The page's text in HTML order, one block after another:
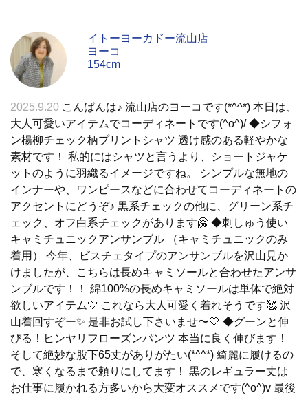
イトーヨーカドー流山店
ヨーコ
154cm
2025.9.20 こんばんは♪ 流山店のヨーコです(*^^*) 本日は、
大人可愛いアイテムでコーディネートです(^o^)/ ◆シフォ
ン楊柳チェック柄プリントシャツ 透け感のある軽やかな
素材です！ 私的にはシャツと言うより、ショートジャケ
ットのように羽織るイメージですね。 シンプルな無地の
インナーや、ワンピースなどに合わせてコーディネートの
アクセントにどうぞ♪ 黒系チェックの他に、グリーン系チ
ェック、オフ白系チェックがあります🤗 ◆刺しゅう使い
キャミチュニックアンサンブル （キャミチュニックのみ
着用） 今年、ビスチェタイプのアンサンブルを沢山見か
けましたが、こちらは長めキャミソールと合わせたアンサ
ンブルです！！ 綿100%の長めキャミソールは単体で絶対
欲しいアイテム🤍 これなら大人可愛く着れそうです🥰 沢
山着回すぞー✨ 是非お試し下さいませ〜🤍 ◆グーンと伸
びる！ヒンヤリフローズンパンツ 本当に良く伸びます！
そして絶妙な股下65丈がありがたい(*^^*) 綺麗に履けるの
で、寒くなるまで頼りにしてます！ 黒のレギュラー丈は
お仕事に履かれる方多いから大変オススメです(^o^)v 最後